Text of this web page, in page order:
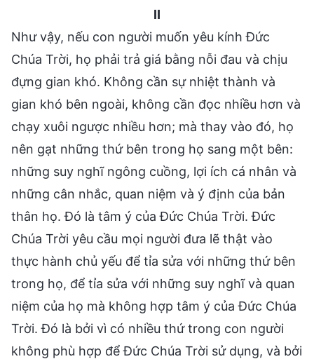
II
Như vậy, nếu con người muốn yêu kính Đức
Chúa Trời, họ phải trả giá bằng nỗi đau và chịu
đựng gian khó. Không cần sự nhiệt thành và
gian khó bên ngoài, không cần đọc nhiều hơn và
chạy xuôi ngược nhiều hơn; mà thay vào đó, họ
nên gạt những thứ bên trong họ sang một bên:
những suy nghĩ ngông cuồng, lợi ích cá nhân và
những cân nhắc, quan niệm và ý định của bản
thân họ. Đó là tâm ý của Đức Chúa Trời. Đức
Chúa Trời yêu cầu mọi người đưa lẽ thật vào
thực hành chủ yếu để tỉa sửa với những thứ bên
trong họ, để tỉa sửa với những suy nghĩ và quan
niệm của họ mà không hợp tâm ý của Đức Chúa
Trời. Đó là bởi vì có nhiều thứ trong con người
không phù hợp để Đức Chúa Trời sử dụng, và bởi